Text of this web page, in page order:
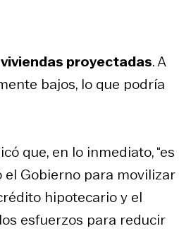
proyectadas. A
bajos, lo que podría
que, en lo inmediato, “es
Gobierno para movilizar
hipotecario y el
esfuerzos para reducir